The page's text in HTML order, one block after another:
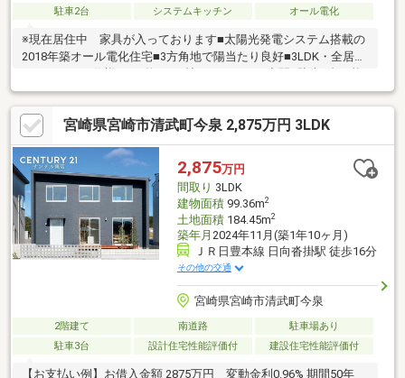
駐車2台
システムキッチン オール電化
※現在居住中 家具が入っております■太陽光発電システム搭載の
2018年築オール電化住宅■3方角地で陽当たり良好■3LDK・全居室
■清武小学校まで約909m、清武中学校まで約1290m■清武クロス
モールまで約604m■ジョイフル・マックスバリュ・すきや・マク
ドナルド・ミスタードーナツ・居酒屋が徒歩圏内■市街地へのア
クセスも良好な人気の清武町正手エリア■築8年のため室内状態も
良好で、そのままお住まいいただけます。太陽光発電による経済
性と利便性を兼ね備えたおすすめの一邸です。
宮崎県宮崎市清武町今泉 2,875万円 3LDK
2,875万円
間取り 3LDK
建物面積99.36m2
土地面積184.45m2
築年月 2024年11月(築1年10ヶ月)
ＪＲ日豊本線 日向沓掛駅 徒歩16分
その他の交通
宮崎県宮崎市清武町今泉
2階建て 南道路
駐車場あり
駐車3台
設計住宅性能評価付 建設住宅性能評価付
【お支払い例】お借入金額 2875万円 変動金利0.96% 期間50年